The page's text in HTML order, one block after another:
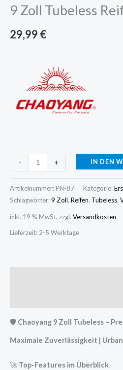
9 Zoll Tubeless
29,99 €
- + IN DEN
Artikelnummer: PN-87 Kategorie:
Schlagwörter:9 Zoll, Reifen, Tubeless,
inkl. 19 % MwSt. zzgl. Versandkosten
Lieferzeit: 2-5 Werktage
🛡️ Chaoyang 9 Zoll Tubeless –
Maximale Zuverlässigkeit |
🚀 Top-Features im Überblick